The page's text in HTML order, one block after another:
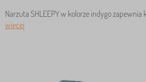
Narzuta SHLEEPY w kolorze indygo zapewnia
więcej